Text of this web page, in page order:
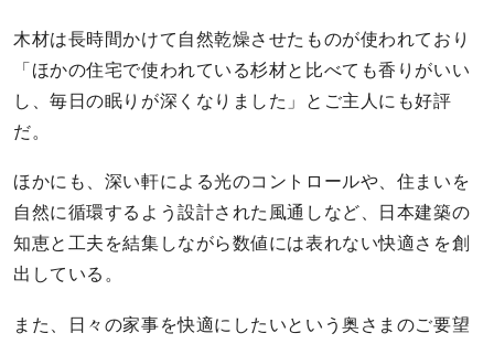
木材は長時間かけて自然乾燥させたものが使われており
「ほかの住宅で使われている杉材と比べても香りがいい
し、毎日の眠りが深くなりました」とご主人にも好評
だ。
ほかにも、深い軒による光のコントロールや、住まいを
自然に循環するよう設計された風通しなど、日本建築の
知恵と工夫を結集しながら数値には表れない快適さを創
出している。
また、日々の家事を快適にしたいという奥さまのご要望